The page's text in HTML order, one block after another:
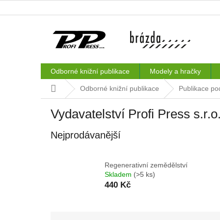
na
Odborné knižní publikace Modely a hračky
Domů Odborné knižní publikace Publikace
Vydavatelství Profi Press s.r.o.
Nejprodávanější
Regenerativní zemědělství
Skladem (>5 ks)
440 Kč